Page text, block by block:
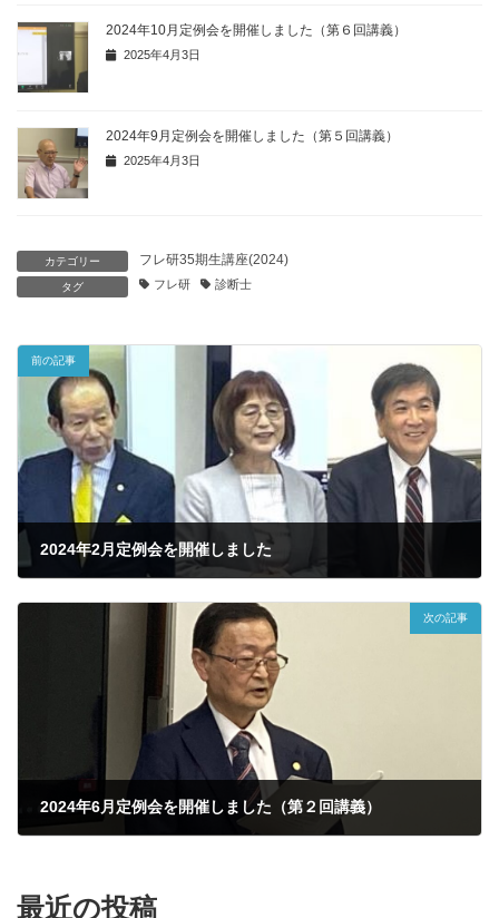
2024年10月定例会を開催しました（第６回講義）
2025年4月3日
2024年9月定例会を開催しました（第５回講義）
2025年4月3日
カテゴリー フレ研35期生講座(2024)
タグ フレ研 診断士
前の記事
2024年2月定例会を開催しました
次の記事
2024年6月定例会を開催しました（第２回講義）
最近の投稿